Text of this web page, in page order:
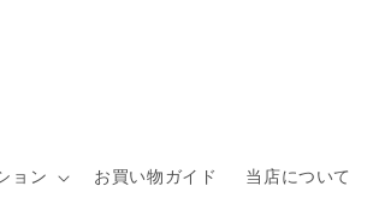
ョン お買い物ガイド 当店について